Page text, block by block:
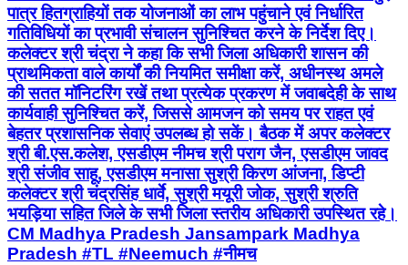
पात्र हितग्राहियों तक योजनाओं का लाभ पहुंचाने एवं निर्धारित
गतिविधियों का प्रभावी संचालन सुनिश्चित करने के निर्देश दिए।
कलेक्टर श्री चंद्रा ने कहा कि सभी जिला अधिकारी शासन की
प्राथमिकता वाले कार्यों की नियमित समीक्षा करें, अधीनस्थ अमले
की सतत मॉनिटरिंग रखें तथा प्रत्येक प्रकरण में जवाबदेही के साथ
कार्यवाही सुनिश्चित करें, जिससे आमजन को समय पर राहत एवं
बेहतर प्रशासनिक सेवाएं उपलब्ध हो सकें। बैठक में अपर कलेक्टर
श्री बी.एस.कलेश, एसडीएम नीमच श्री पराग जैन, एसडीएम जावद
श्री संजीव साहू, एसडीएम मनासा सुश्री किरण आंजना, डिप्टी
कलेक्टर श्री चंद्रसिंह धार्वे, सुश्री मयूरी जोक, सुश्री श्रुति
भयड़िया सहित जिले के सभी जिला स्तरीय अधिकारी उपस्थित रहे।
CM Madhya Pradesh Jansampark Madhya
Pradesh #TL #Neemuch #नीमच